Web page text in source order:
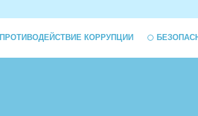
ПРОТИВОДЕЙСТВИЕ КОРРУПЦИИ